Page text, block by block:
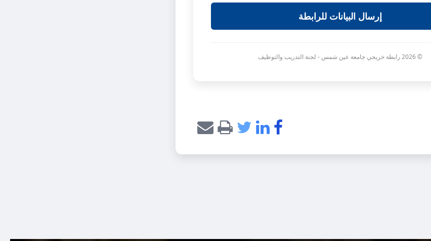
إرسال البيانات للرابطة
© 2026 رابطة خريجي جامعة عين شمس - لجنة التدريب والتوظيف